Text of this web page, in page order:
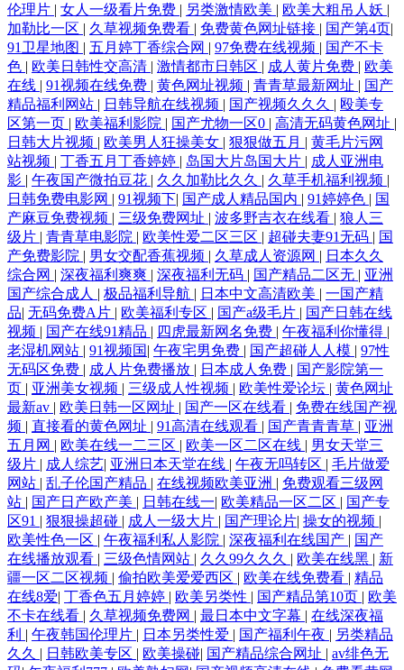
伦理片 | 女人一级看片免费 | 另类激情欧美 | 欧美大粗吊人妖 |
加勒比一区 | 久草视频免费看 | 免费黄色网址链接 | 国产第4页|
91卫星地图 | 五月婷丁香综合网 | 97免费在线视频 | 国产不卡
色 | 欧美日韩性交高清 | 激情都市日韩区 | 成人黄片免费 | 欧美
在线 | 91视频在线免费 | 黄色网址视频 | 青青草最新网址 | 国产
精品福利网站 | 日韩导航在线视频 | 国产视频久久久 | 殴美专
区第一页 | 欧美福利影院 | 国产尤物一区0 | 高清无码黄色网址 |
日韩大片视频 | 欧美男人狂操美女 | 狠狠做五月 | 黄毛片污网
站视频 | 丁香五月丁香婷婷 | 岛国大片岛国大片 | 成人亚洲电
影 | 午夜国产微拍豆花 | 久久加勒比久久 | 久草手机福利视频 |
日韩免费电影网 | 91视频下| 国产成人精品国内 | 91婷婷色 | 国
产麻豆免费视频 | 三级免费网址 | 波多野吉衣在线看 | 狼人三
级片 | 青青草电影院 | 欧美性爱二区三区 | 超碰夫妻91无码 | 国
产免费影院 | 男女交配香蕉视频 | 久草成人资源网 | 日本久久
综合网 | 深夜福利爽爽 | 深夜福利无码 | 国产精品二区无 | 亚洲
国产综合成人 | 极品福利导航 | 日本中文高清欧美 | 一国产精
品| 无码免费A片 | 欧美福利专区 | 国产a级毛片 | 国产日韩在线
视频 | 国产在线91精品 | 四虎最新网名免费 | 午夜福利你懂得 |
老湿机网站 | 91视频国| 午夜宅男免费 | 国产超碰人人模 | 97性
无码区免费 | 成人片免费播放 | 日本成人免费 | 国产影院第一
页 | 亚洲美女视频 | 三级成人性视频 | 欧美性爱论坛 | 黄色网址
最新av | 欧美日韩一区网址 | 国产一区在线看 | 免费在线国产视
频 | 直接看的黄色网址 | 91高清在线观看 | 国产青青青草 | 亚洲
五月网 | 欧美在线一二三区 | 欧美一区二区在线 | 男女天堂三
级片 | 成人综艺| 亚洲日本天堂在线 | 午夜无吗转区 | 毛片做爱
网站 | 乱子伦国产精品 | 在线视频欧美亚洲 | 免费观看三级网
站 | 国产日产欧产美 | 日韩在线一| 欧美精品一区二区 | 国产专
区91 | 狠狠操超碰 | 成人一级大片 | 国产理论片| 操女的视频 |
欧美性色一区 | 午夜福利私人影院 | 深夜福利在线国产 | 国产
在线播放观看 | 三级色情网站 | 久久99久久久 | 欧美在线黑 | 新
疆一区二区视频 | 偷拍欧美爱爱西区 | 欧美在线免费看 | 精品
在线8爱| 丁香色五月婷婷 | 欧美另类性 | 国产精品第10页 | 欧美
不卡在线看 | 久草视频免费网 | 最日本中文字幕 | 在线深夜福
利 | 午夜韩国伦理片 | 日本另类性爱 | 国产福利午夜 | 另类精品
久久 | 日韩欧美专区 | 欧美操碰| 国产精品综合网址 | av绯色无